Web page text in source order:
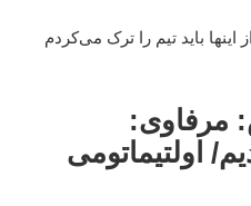
باید تیم را ترک می‌کردم